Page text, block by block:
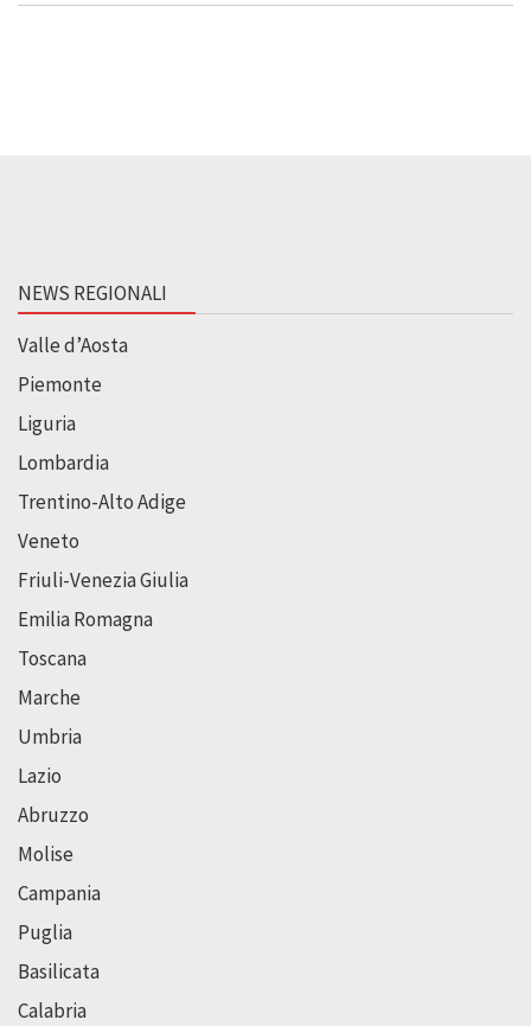
NEWS REGIONALI
Valle d’Aosta
Piemonte
Liguria
Lombardia
Trentino-Alto Adige
Veneto
Friuli-Venezia Giulia
Emilia Romagna
Toscana
Marche
Umbria
Lazio
Abruzzo
Molise
Campania
Puglia
Basilicata
Calabria